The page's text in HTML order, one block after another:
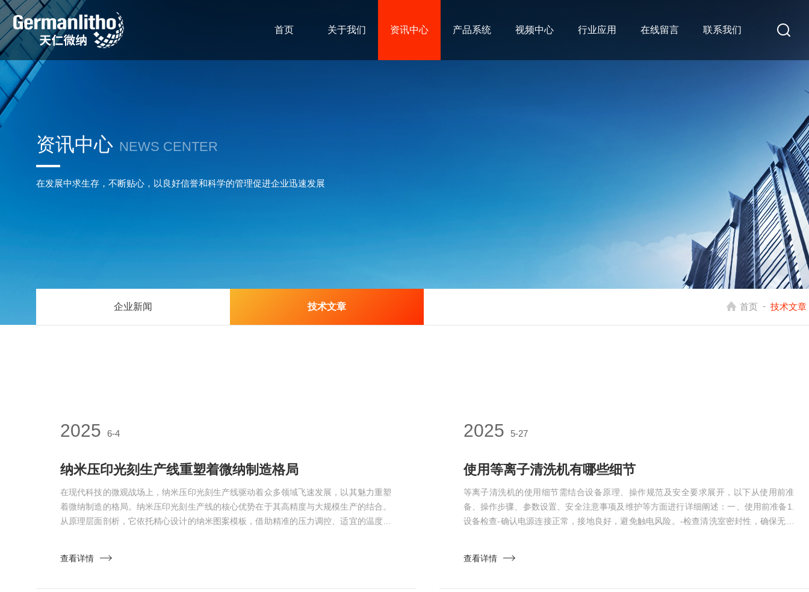
首页 关于我们 资讯中心 产品系统 视频中心 行业应用 在线留言 联系我们
资讯中心 NEWS CENTER
在发展中求生存，不断贴心，以良好信誉和科学的管理促进企业迅速发展
企业新闻 技术文章 首页 - 技术文章
2025 6-4
纳米压印光刻生产线重塑着微纳制造格局
在现代科技的微观战场上，纳米压印光刻生产线驱动着众多领域飞速发展，以其魅力重塑
着微纳制造的格局。纳米压印光刻生产线的核心优势在于其高精度与大规模生产的结合。
从原理层面剖析，它依托精心设计的纳米图案模板，借助精准的压力调控、适宜的温度环
产效率，为海量微纳器件的快速产出奠定基础。在半导体芯片制造产业，生产线堪称变革
查看详情
2025 5-27
使用等离子清洗机有哪些细节
等离子清洗机的使用细节需结合设备原理、操作规范及安全要求展开，以下从使用前准
备、操作步骤、参数设置、安全注意事项及维护等方面进行详细阐述：一、使用前准备1.
设备检查-确认电源连接正常，接地良好，避免触电风险。-检查清洗室密封性，确保无漏
据污染物类型选择适配气体(如氩气用于表面活化，氧气用于有机污染物去除)。3.参数...
查看详情